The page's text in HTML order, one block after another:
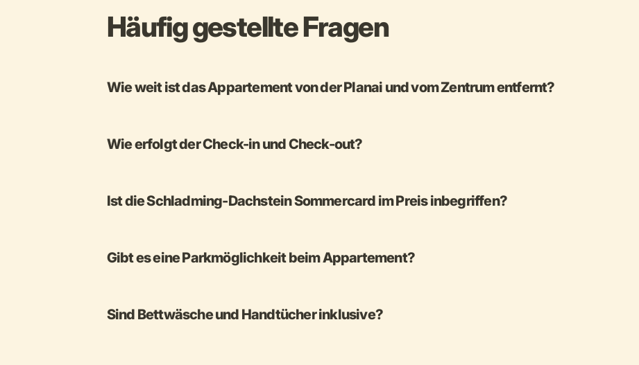
Häufig gestellte Fragen
Wie weit ist das Appartement von der Planai und vom Zentrum entfernt?
Wie erfolgt der Check-in und Check-out?
Ist die Schladming-Dachstein Sommercard im Preis inbegriffen?
Gibt es eine Parkmöglichkeit beim Appartement?
Sind Bettwäsche und Handtücher inklusive?